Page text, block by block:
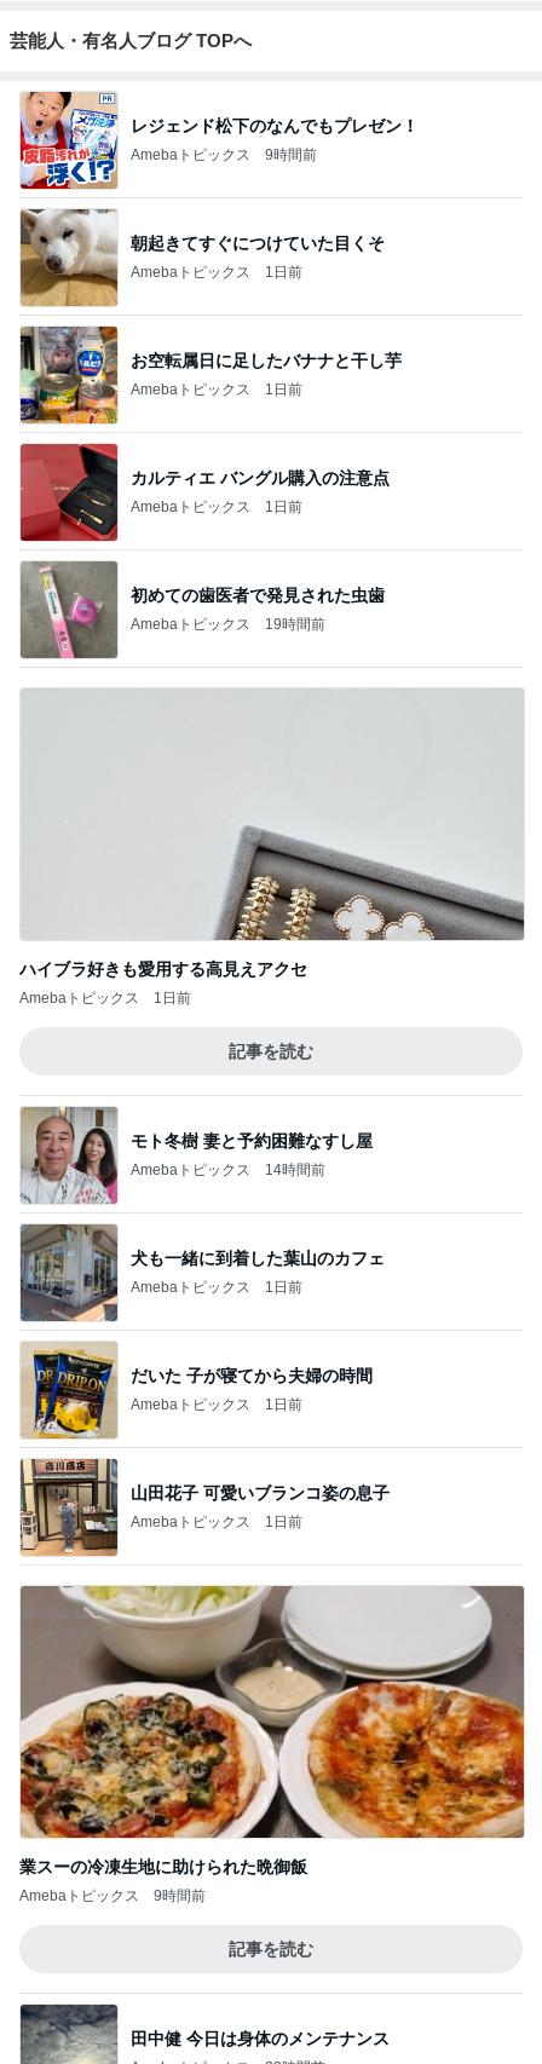
芸能人・有名人ブログ TOPへ
レジェンド松下のなんでもプレゼン！
Amebaトピックス 9時間前
朝起きてすぐにつけていた目くそ
Amebaトピックス 1日前
お空転属日に足したバナナと干し芋
Amebaトピックス 1日前
カルティエ バングル購入の注意点
Amebaトピックス 1日前
初めての歯医者で発見された虫歯
Amebaトピックス 19時間前
ハイブラ好きも愛用する高見えアクセ
Amebaトピックス 1日前
記事を読む
モト冬樹 妻と予約困難なすし屋
Amebaトピックス 14時間前
犬も一緒に到着した葉山のカフェ
Amebaトピックス 1日前
だいた 子が寝てから夫婦の時間
Amebaトピックス 1日前
山田花子 可愛いブランコ姿の息子
Amebaトピックス 1日前
業スーの冷凍生地に助けられた晩御飯
Amebaトピックス 9時間前
記事を読む
田中健 今日は身体のメンテナンス